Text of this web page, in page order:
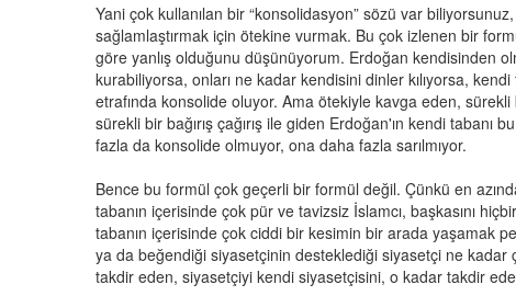
Yani çok kullanılan bir “konsolidasyon” sözü var
sağlamlaştırmak için ötekine vurmak. Bu çok izlenen bir
göre yanlış olduğunu düşünüyorum. Erdoğan kendisinden
kurabiliyorsa, onları ne kadar kendisini dinler kılıyorsa,
etrafında konsolide oluyor. Ama ötekiyle kavga eden,
sürekli bir bağırış çağırış ile giden Erdoğan'ın kendi tabanı
fazla da konsolide olmuyor, ona daha fazla sarılmıyor.
Bence bu formül çok geçerli bir formül değil. Çünkü en
tabanın içerisinde çok pür ve tavizsiz İslamcı, başkasını
tabanın içerisinde çok ciddi bir kesimin bir arada yaşamak
ya da beğendiği siyasetçinin desteklediği siyasetçi ne
takdir eden, siyasetçiyi kendi siyasetçisini, o kadar takdir